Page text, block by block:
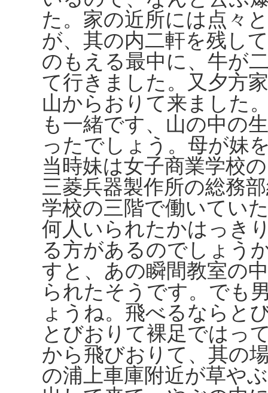
た。家の近所には点々
が、其の内二軒を残し
のもえる最中に、牛が
て行きました。又夕方
山からおりて来ました
も一緒です、山の中の
ったでしょう。母が妹
当時妹は女子商業学校
三菱兵器製作所の総務
学校の三階で働いてい
何人いられたかはっき
る方があるのでしょう
すと、あの瞬間教室の
られたそうです。でも
ょうね。飛べるならと
とびおりて裸足ではっ
から飛びおりて、其の
の浦上車庫附近が草や